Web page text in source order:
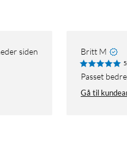
siden Britt M
Passet
Gå til